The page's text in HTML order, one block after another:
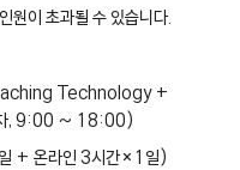
원이 초과될 수 있습니다.
Technology +
, 9:00 ~ 18:00)
+ 온라인 3시간×1일)